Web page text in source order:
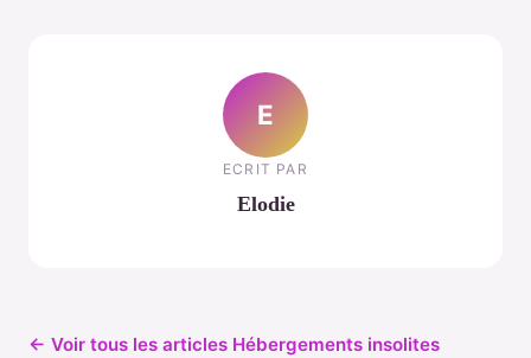
E
ECRIT PAR
Elodie
← Voir tous les articles Hébergements insolites